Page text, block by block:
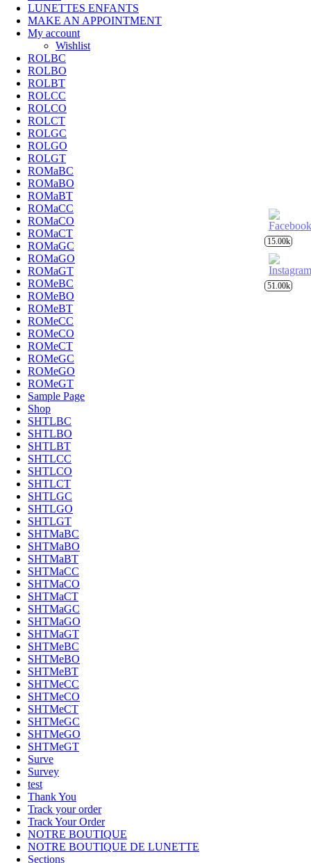
LUNETTES ENFANTS
MAKE AN APPOINTMENT
My account
Wishlist
ROLBC
ROLBO
ROLBT
ROLCC
ROLCO
ROLCT
ROLGC
ROLGO
ROLGT
ROMaBC
ROMaBO
ROMaBT
ROMaCC
ROMaCO
ROMaCT
ROMaGC
ROMaGO
ROMaGT
ROMeBC
ROMeBO
ROMeBT
ROMeCC
ROMeCO
ROMeCT
ROMeGC
ROMeGO
ROMeGT
Sample Page
Shop
SHTLBC
SHTLBO
SHTLBT
SHTLCC
SHTLCO
SHTLCT
SHTLGC
SHTLGO
SHTLGT
SHTMaBC
SHTMaBO
SHTMaBT
SHTMaCC
SHTMaCO
SHTMaCT
SHTMaGC
SHTMaGO
SHTMaGT
SHTMeBC
SHTMeBO
SHTMeBT
SHTMeCC
SHTMeCO
SHTMeCT
SHTMeGC
SHTMeGO
SHTMeGT
Surve
Survey
test
Thank You
Track your order
Track Your Order
NOTRE BOUTIQUE
NOTRE BOUTIQUE DE LUNETTE
Sections
15.00k
51.00k